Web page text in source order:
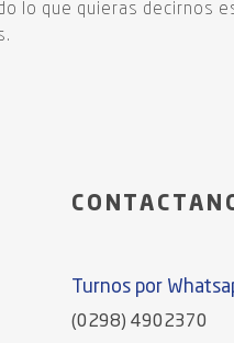
lo que quieras decirnos
Turnos por
(0298) 4902370